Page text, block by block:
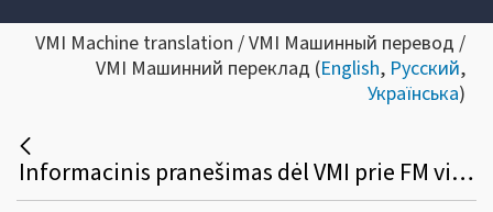
VMI Machine translation / VMI Машинный перевод /
VMI Машинний переклад (English, Русский,
Українська)
Informacinis pranešimas dėl VMI prie FM viršininko 2004 m. liepos 29 d. įsakymo Nr. VA-147 pakeitimo